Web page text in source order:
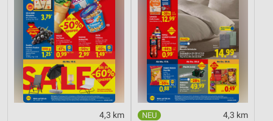
4,3 km 4,3 km